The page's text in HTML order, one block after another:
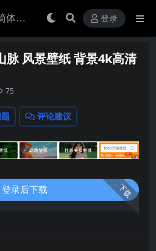
登录
脉 风景壁纸 背景4k高清
75
评论建议
下载
登录后下载